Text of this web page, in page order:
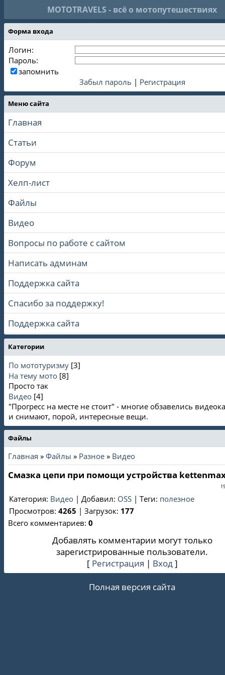
MOTOTRAVELS - всё о мотопутешествиях
Форма входа
Логин:
Пароль:
запомнить
Забыл пароль | Регистрация
Меню сайта
Главная
Статьи
Форум
Хелп-лист
Файлы
Видео
Вопросы по работе с сайтом
Написать админам
Поддержка сайта
Спасибо за поддержку!
Поддержка сайта
Категории
По мототуризму [3]
На тему мото [8]
Просто так
Видео [4]
"Прогресс на месте не стоит" - многие обзавелись
и снимают, порой, интересные вещи.
Файлы
Главная » Файлы » Разное » Видео
Смазка цепи при помощи устройства
Категория: Видео | Добавил: OSS | Теги: полезное
Просмотров: 4265 | Загрузок: 177
Всего комментариев: 0
Добавлять комментарии могут только
зарегистрированные пользователи.
[ Регистрация | Вход]
Полная версия сайта